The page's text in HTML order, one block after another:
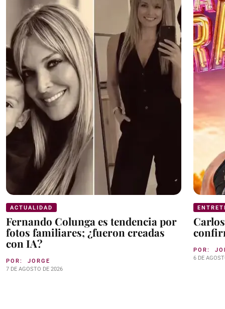
ACTUALIDAD
Fernando Colunga es tendencia por
fotos familiares; ¿fueron creadas
con IA?
POR: JORGE
7 DE AGOSTO DE 2026
POR:
6 DE